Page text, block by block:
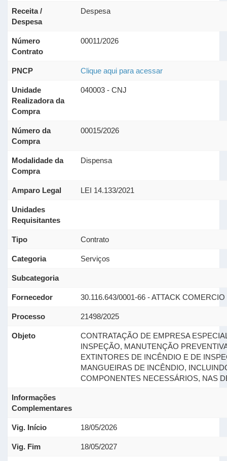
Receita /
Despesa
Despesa
Número
Contrato
00011/2026
PNCP Clique aqui para acessar
Unidade
Realizadora da
Compra
040003 - CNJ
Número da
Compra
00015/2026
Modalidade da
Compra
Dispensa
Amparo Legal LEI 14.133/2021
Unidades
Requisitantes
Tipo Contrato
Categoria Serviços
Subcategoria
Fornecedor 30.116.643/0001-66 - ATTACK
Processo 21498/2025
Objeto
CONTRATAÇÃO DE EMPRESA
INSPEÇÃO, MANUTENÇÃO
EXTINTORES DE INCÊNDIO E DE
MANGUEIRAS DE INCÊNDIO,
COMPONENTES NECESSÁRIOS, NAS
Informações
Complementares
Vig. Início 18/05/2026
Vig. Fim 18/05/2027